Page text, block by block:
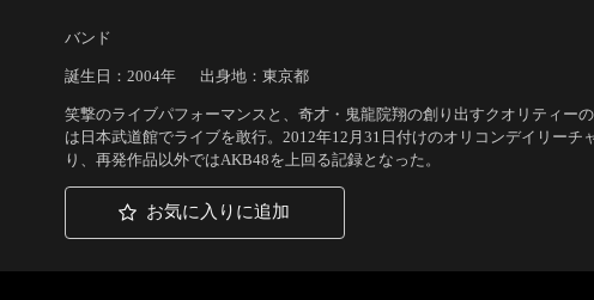
バンド
誕生日：2004年 出身地：東京都
笑撃のライブパフォーマンスと、奇才・鬼龍院翔の創り出すクオリティー
は日本武道館でライブを敢行。2012年12月31日付けのオリコンデイリーチ
り、再発作品以外ではAKB48を上回る記録となった。
お気に入りに追加